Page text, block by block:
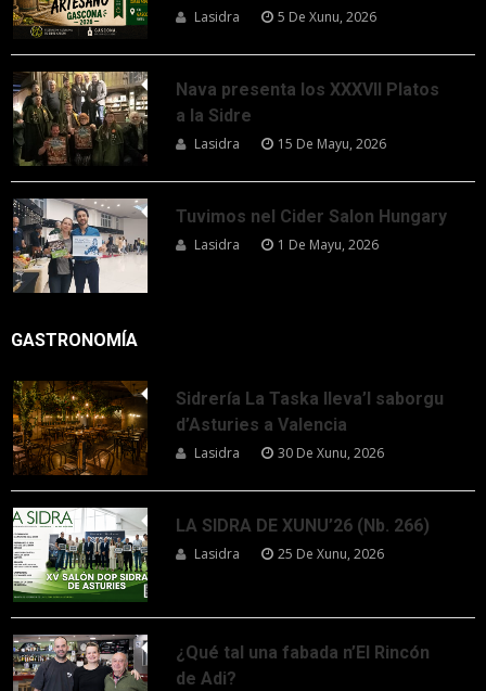
Lasidra 5 De Xunu, 2026
Nava presenta los XXXVII Platos
a la Sidre
Lasidra 15 De Mayu, 2026
Tuvimos nel Cider Salon Hungary
Lasidra 1 De Mayu, 2026
GASTRONOMÍA
Sidrería La Taska lleva’l saborgu
d’Asturies a Valencia
Lasidra 30 De Xunu, 2026
LA SIDRA DE XUNU’26 (Nb. 266)
Lasidra 25 De Xunu, 2026
¿Qué tal una fabada n’El Rincón
de Adi?